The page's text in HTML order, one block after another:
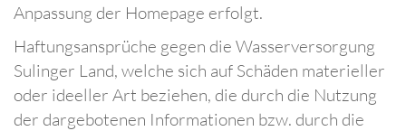
Anpassung der Homepage erfolgt.
Haftungsansprüche gegen die Wasserversorgung
Sulinger Land, welche sich auf Schäden materieller
oder ideeller Art beziehen, die durch die Nutzung
der dargebotenen Informationen bzw. durch die